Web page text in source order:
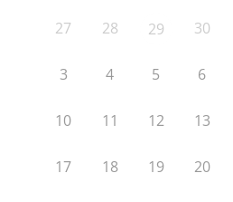
27 28 29 30
3 4 5 6
10 11 12 13
17 18 19 20